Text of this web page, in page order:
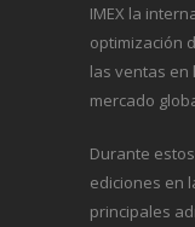
IMEX la
optimización
las ventas en
mercado
Durante
ediciones en
principales